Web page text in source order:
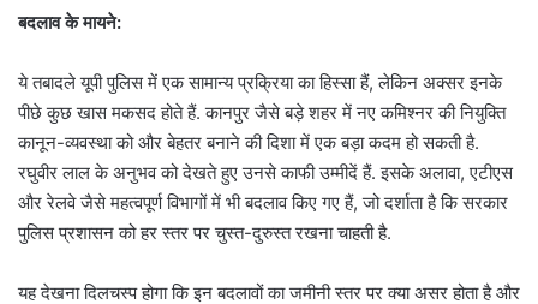
बदलाव के मायने:
ये तबादले यूपी पुलिस में एक सामान्य प्रक्रिया का हिस्सा हैं, लेकिन अक्सर इनके
पीछे कुछ खास मकसद होते हैं. कानपुर जैसे बड़े शहर में नए कमिश्नर की नियुक्ति
कानून-व्यवस्था को और बेहतर बनाने की दिशा में एक बड़ा कदम हो सकती है.
रघुवीर लाल के अनुभव को देखते हुए उनसे काफी उम्मीदें हैं. इसके अलावा, एटीएस
और रेलवे जैसे महत्वपूर्ण विभागों में भी बदलाव किए गए हैं, जो दर्शाता है कि सरकार
पुलिस प्रशासन को हर स्तर पर चुस्त-दुरुस्त रखना चाहती है.
यह देखना दिलचस्प होगा कि इन बदलावों का जमीनी स्तर पर क्या असर होता है और